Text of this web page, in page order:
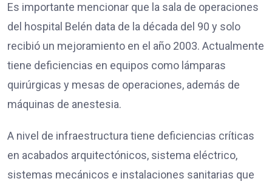
Es importante mencionar que la sala de operaciones
del hospital Belén data de la década del 90 y solo
recibió un mejoramiento en el año 2003. Actualmente
tiene deficiencias en equipos como lámparas
quirúrgicas y mesas de operaciones, además de
máquinas de anestesia.
A nivel de infraestructura tiene deficiencias críticas
en acabados arquitectónicos, sistema eléctrico,
sistemas mecánicos e instalaciones sanitarias que